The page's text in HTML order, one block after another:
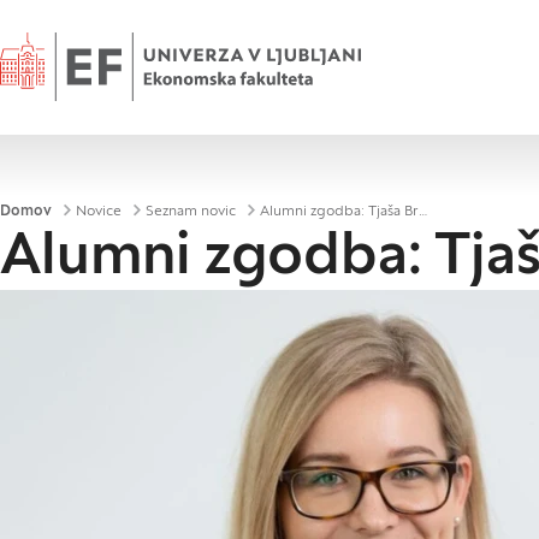
Domov
Drobtinice
Domov Novice Seznam novic Alumni zgodba: Tjaša Bračko
Alumni zgodba: